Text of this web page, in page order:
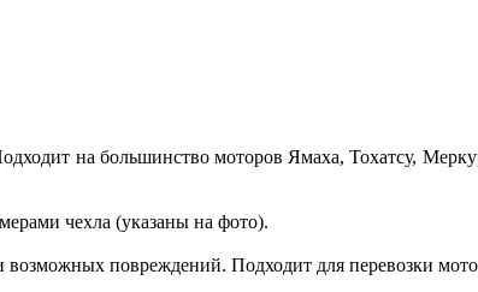
на большинство моторов Ямаха, Тохатсу,
чехла (указаны на фото).
повреждений. Подходит для перевозки